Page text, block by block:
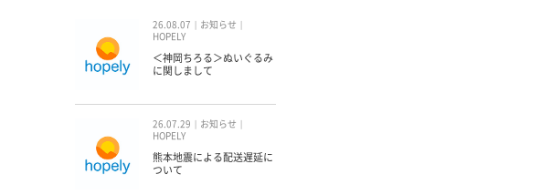
26.08.07
お知らせ
HOPELY
＜神岡ちろる＞ぬいぐるみ
に関しまして
26.07.29
お知らせ
HOPELY
熊本地震による配送遅延に
ついて